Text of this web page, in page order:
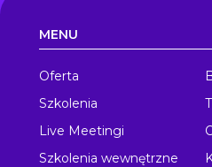
MENU
Oferta
Szkolenia
Live Meetingi
Szkolenia wewnętrzne